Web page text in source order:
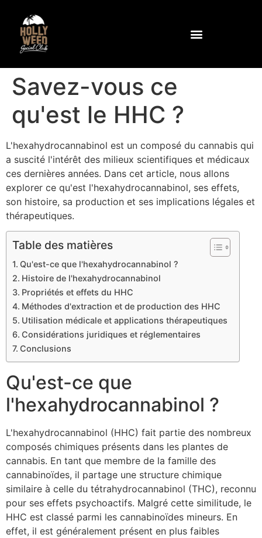
Savez-vous ce
qu'est le HHC ?
L'hexahydrocannabinol est un composé du cannabis qui
a suscité l'intérêt des milieux scientifiques et médicaux
ces dernières années. Dans cet article, nous allons
explorer ce qu'est l'hexahydrocannabinol, ses effets,
son histoire, sa production et ses implications légales et
thérapeutiques.
Table des matières
Qu'est-ce que l'hexahydrocannabinol ?
Histoire de l'hexahydrocannabinol
Propriétés et effets du HHC
Méthodes d'extraction et de production des HHC
Utilisation médicale et applications thérapeutiques
Considérations juridiques et réglementaires
Conclusions
Qu'est-ce que
l'hexahydrocannabinol ?
L'hexahydrocannabinol (HHC) fait partie des nombreux
composés chimiques présents dans les plantes de
cannabis. En tant que membre de la famille des
cannabinoïdes, il partage une structure chimique
similaire à celle du tétrahydrocannabinol (THC), reconnu
pour ses effets psychoactifs. Malgré cette similitude, le
HHC est classé parmi les cannabinoïdes mineurs. En
effet, il est généralement présent en plus faibles